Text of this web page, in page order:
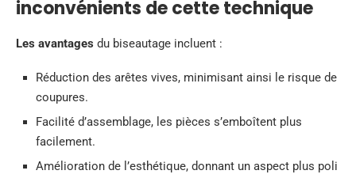
inconvénients de cette technique
Les avantages du biseautage incluent :
Réduction des arêtes vives, minimisant ainsi le risque de
coupures.
Facilité d’assemblage, les pièces s’emboîtent plus
facilement.
Amélioration de l’esthétique, donnant un aspect plus poli